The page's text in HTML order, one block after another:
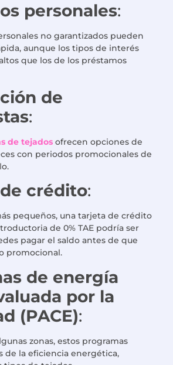
personales:
no garantizados pueden
aunque los tipos de interés
que los de los préstamos
de
:
de tejados ofrecen opciones de
con periodos promocionales de
crédito:
pequeños, una tarjeta de crédito
de 0% TAE podría ser
pagar el saldo antes de que
promocional.
de energía
por la
(PACE):
zonas, estos programas
de la eficiencia energética,